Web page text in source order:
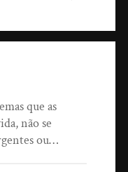
que as
não se
ou…